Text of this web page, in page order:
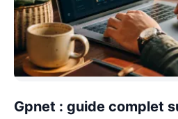
Gpnet : guide complet